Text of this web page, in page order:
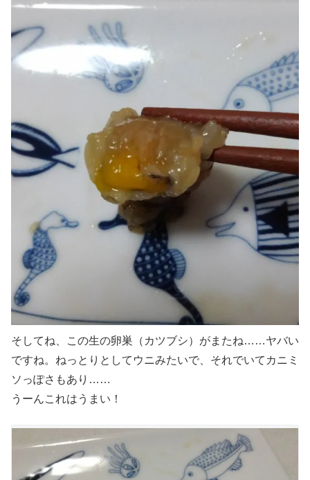
そしてね、この生の卵巣（カツブシ）がまたね……ヤバい
ですね。ねっとりとしてウニみたいで、それでいてカニミ
ソっぽさもあり……
うーんこれはうまい！